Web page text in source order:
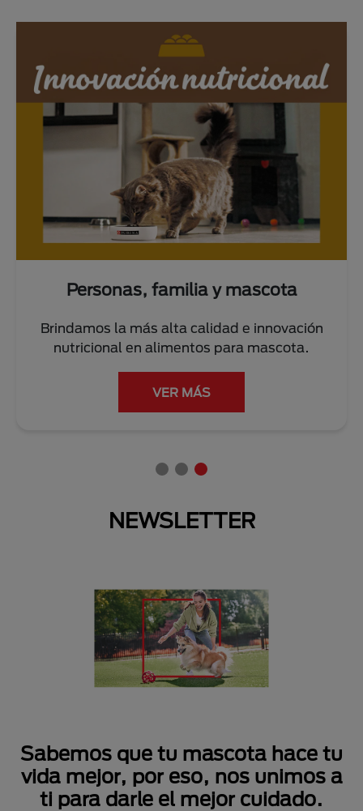
Personas, familia y mascota
Brindamos la más alta calidad e innovación
nutricional en alimentos para mascota.
VER MÁS
NEWSLETTER
Sabemos que tu mascota hace tu
vida mejor, por eso, nos unimos a
ti para darle el mejor cuidado.